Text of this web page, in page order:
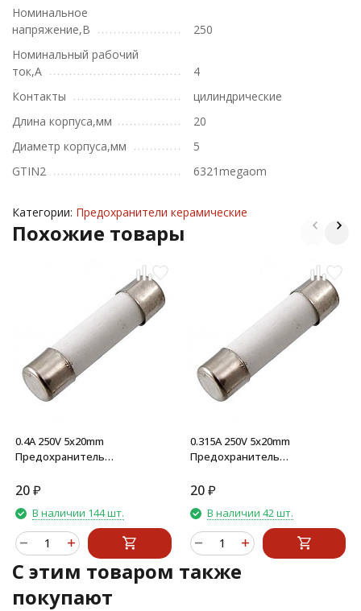
Номинальное
напряжение,В
250
Номинальный рабочий
ток,А
4
Контакты
цилиндрические
Длина корпуса,мм
20
Диаметр корпуса,мм
5
GTIN2
6321megaom
Категории: Предохранители керамические
Похожие товары
0.4A 250V 5x20mm
Предохранитель
20₽
В наличии 144 шт.
0.315A 250V 5x20mm
Предохранитель
20 ₽
В наличии 42 шт.
C этим товаром также
покупают